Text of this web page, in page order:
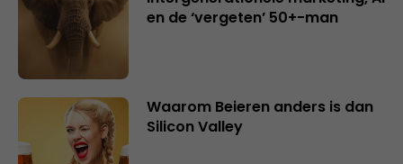
en de ‘vergeten’ 50+-man
Waarom Beieren anders is dan
Silicon Valley